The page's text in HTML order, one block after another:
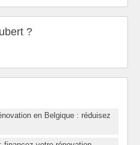
?
en Belgique : réduisez